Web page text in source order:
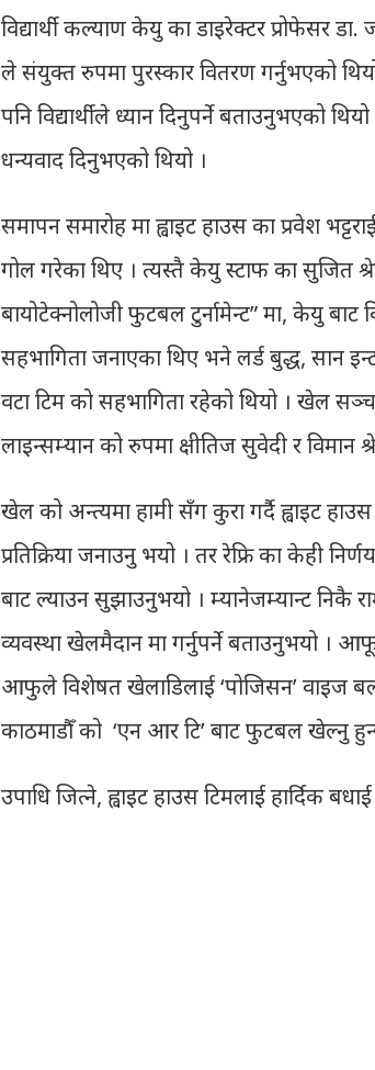
विद्यार्थी कल्याण केयु का डाइरेक्टर प्रोफेसर
ले संयुक्त रुपमा पुरस्कार वितरण गर्नुभएको
पनि विद्यार्थीले ध्यान दिनुपर्ने बताउनुभएको
धन्यवाद दिनुभएको थियो ।
समापन समारोह मा ह्वाइट हाउस का प्रवेश
गोल गरेका थिए । त्यस्तै केयु स्टाफ का सुजित
बायोटेक्नोलोजी फुटबल टुर्नामेन्ट” मा, केयु बाट
सहभागिता जनाएका थिए भने लर्ड बुद्ध, सान
वटा टिम को सहभागिता रहेको थियो । खेल
लाइन्सम्यान को रुपमा क्षीतिज सुवेदी र विमान
खेल को अन्त्यमा हामी सँग कुरा गर्दै ह्वाइट
प्रतिक्रिया जनाउनु भयो । तर रेफ्रि का केही
बाट ल्याउन सुझाउनुभयो । म्यानेजम्यान्ट निकै
व्यवस्था खेलमैदान मा गर्नुपर्ने बताउनुभयो ।
आफुले विशेषत खेलाडिलाई ‘पोजिसन’ वाइज बल
काठमाडौँ को ‘एन आर टि’ बाट फुटबल खेल्नु
उपाधि जित्ने, ह्वाइट हाउस टिमलाई हार्दिक